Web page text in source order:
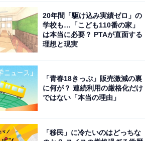
20年間「駆け込み実績ゼロ」の
学校も…「こども110番の家」
は本当に必要？ PTAが直面する
理想と現実
「青春18きっぷ」販売激減の裏
に何が？ 連続利用の厳格化だけ
ではない「本当の理由」
「移民」に冷たいのはどっちな